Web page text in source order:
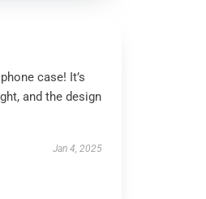
case! It’s
and the design
Jan 4, 2025